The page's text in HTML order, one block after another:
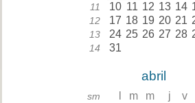
11 10 11 12 13 14
12 17 18 19 20 21
13 24 25 26 27 28
14 31
abril
sm m m j v